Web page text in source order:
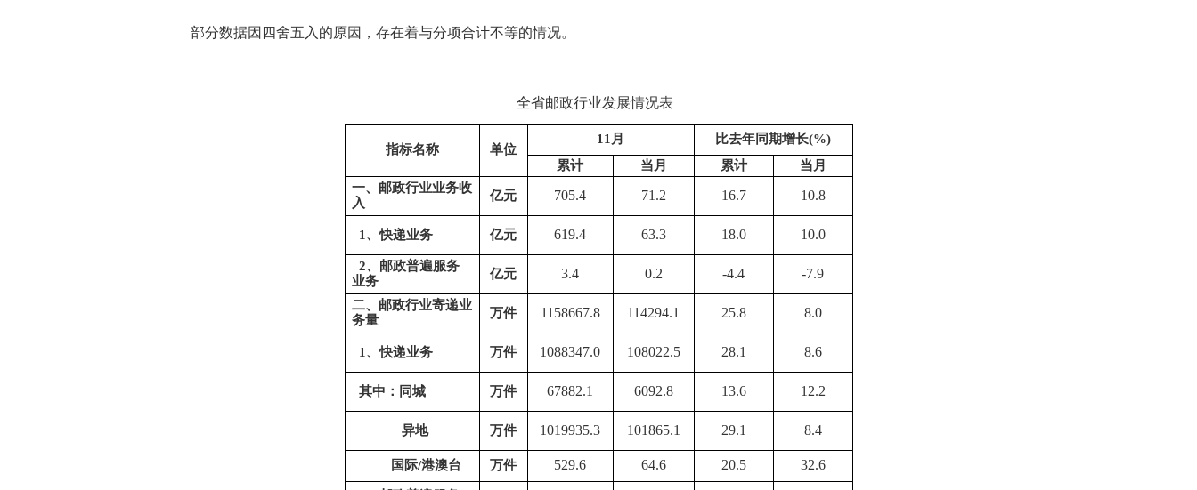
部分数据因四舍五入的原因，存在着与分项合计不等的情况。
全省邮政行业发展情况表
指标名称 单位
11月
比去年同期增长(%)
累计
当月 累计
当月
一、邮政行业业务收
入
亿元 705.4 71.2 16.7 10.8
1、快递业务 亿元 619.4 63.3 18.0 10.0
2、邮政普遍服务
业务
亿元 3.4 0.2 -4.4 -7.9
二、邮政行业寄递业
务量
万件 1158667.8 114294.1 25.8 8.0
1、快递业务 万件 1088347.0 108022.5 28.1 8.6
其中：同城 万件 67882.1 6092.8 13.6 12.2
异地 万件 1019935.3 101865.1 29.1 8.4
国际/港澳台 万件 529.6 64.6 20.5 32.6